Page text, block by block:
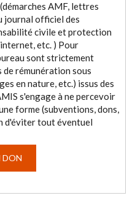
AMF, lettres
journal officiel des
civile et protection
etc. ) Pour
sont strictement
rémunération sous
en nature, etc.) issus des
s'engage à ne percevoir
forme (subventions, dons,
d'éviter tout éventuel
DON